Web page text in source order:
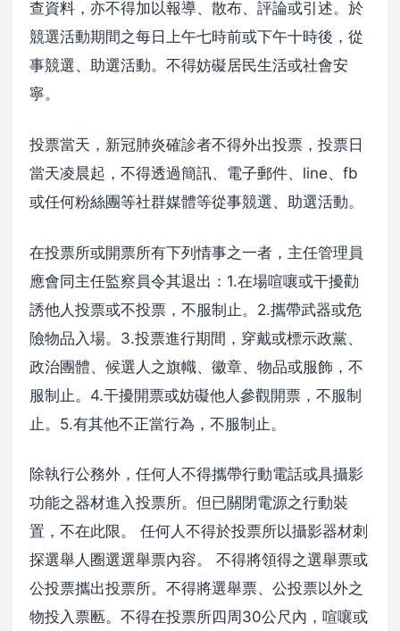
查資料，亦不得加以報導、散布、評論或引述。於
競選活動期間之每日上午七時前或下午十時後，從
事競選、助選活動。不得妨礙居民生活或社會安
寧。
投票當天，新冠肺炎確診者不得外出投票，投票日
當天凌晨起，不得透過簡訊、電子郵件、line、fb
或任何粉絲團等社群媒體等從事競選、助選活動。
在投票所或開票所有下列情事之一者，主任管理員
應會同主任監察員令其退出：1.在場喧嚷或干擾勸
誘他人投票或不投票，不服制止。2.攜帶武器或危
險物品入場。3.投票進行期間，穿戴或標示政黨、
政治團體、候選人之旗幟、徽章、物品或服飾，不
服制止。4.干擾開票或妨礙他人參觀開票，不服制
止。5.有其他不正當行為，不服制止。
除執行公務外，任何人不得攜帶行動電話或具攝影
功能之器材進入投票所。但已關閉電源之行動裝
置，不在此限。 任何人不得於投票所以攝影器材刺
探選舉人圈選選舉票內容。 不得將領得之選舉票或
公投票攜出投票所。不得將選舉票、公投票以外之
物投入票匭。不得在投票所四周30公尺內，喧嚷或